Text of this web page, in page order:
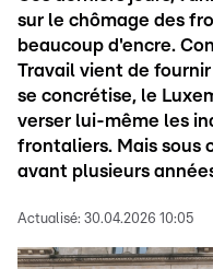
sur le chômage des
beaucoup d'encre.
Travail vient de
se concrétise, le
verser lui-même les
frontaliers. Mais sous
avant plusieurs
Actualisé: 30.04.2026 10:05